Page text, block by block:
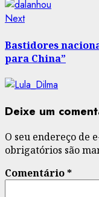
NextNext
Bastidores
para China”
Deixe um
O seu endereço de
obrigatórios são
Comentário*